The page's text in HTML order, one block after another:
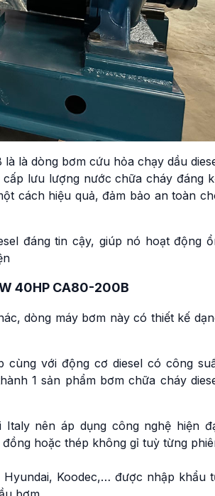
là dòng bơm cứu hỏa chạy dầu
lưu lượng nước chữa cháy đáng
cách hiệu quả, đảm bảo an toàn
đáng tin cậy, giúp nó hoạt động
40HP CA80-200B
dòng máy bơm này có thiết kế
cùng với động cơ diesel có công
1 sản phẩm bơm chữa cháy
nên áp dụng công nghệ hiện
hoặc thép không gỉ tuỳ từng
Koodec,… được nhập khẩu